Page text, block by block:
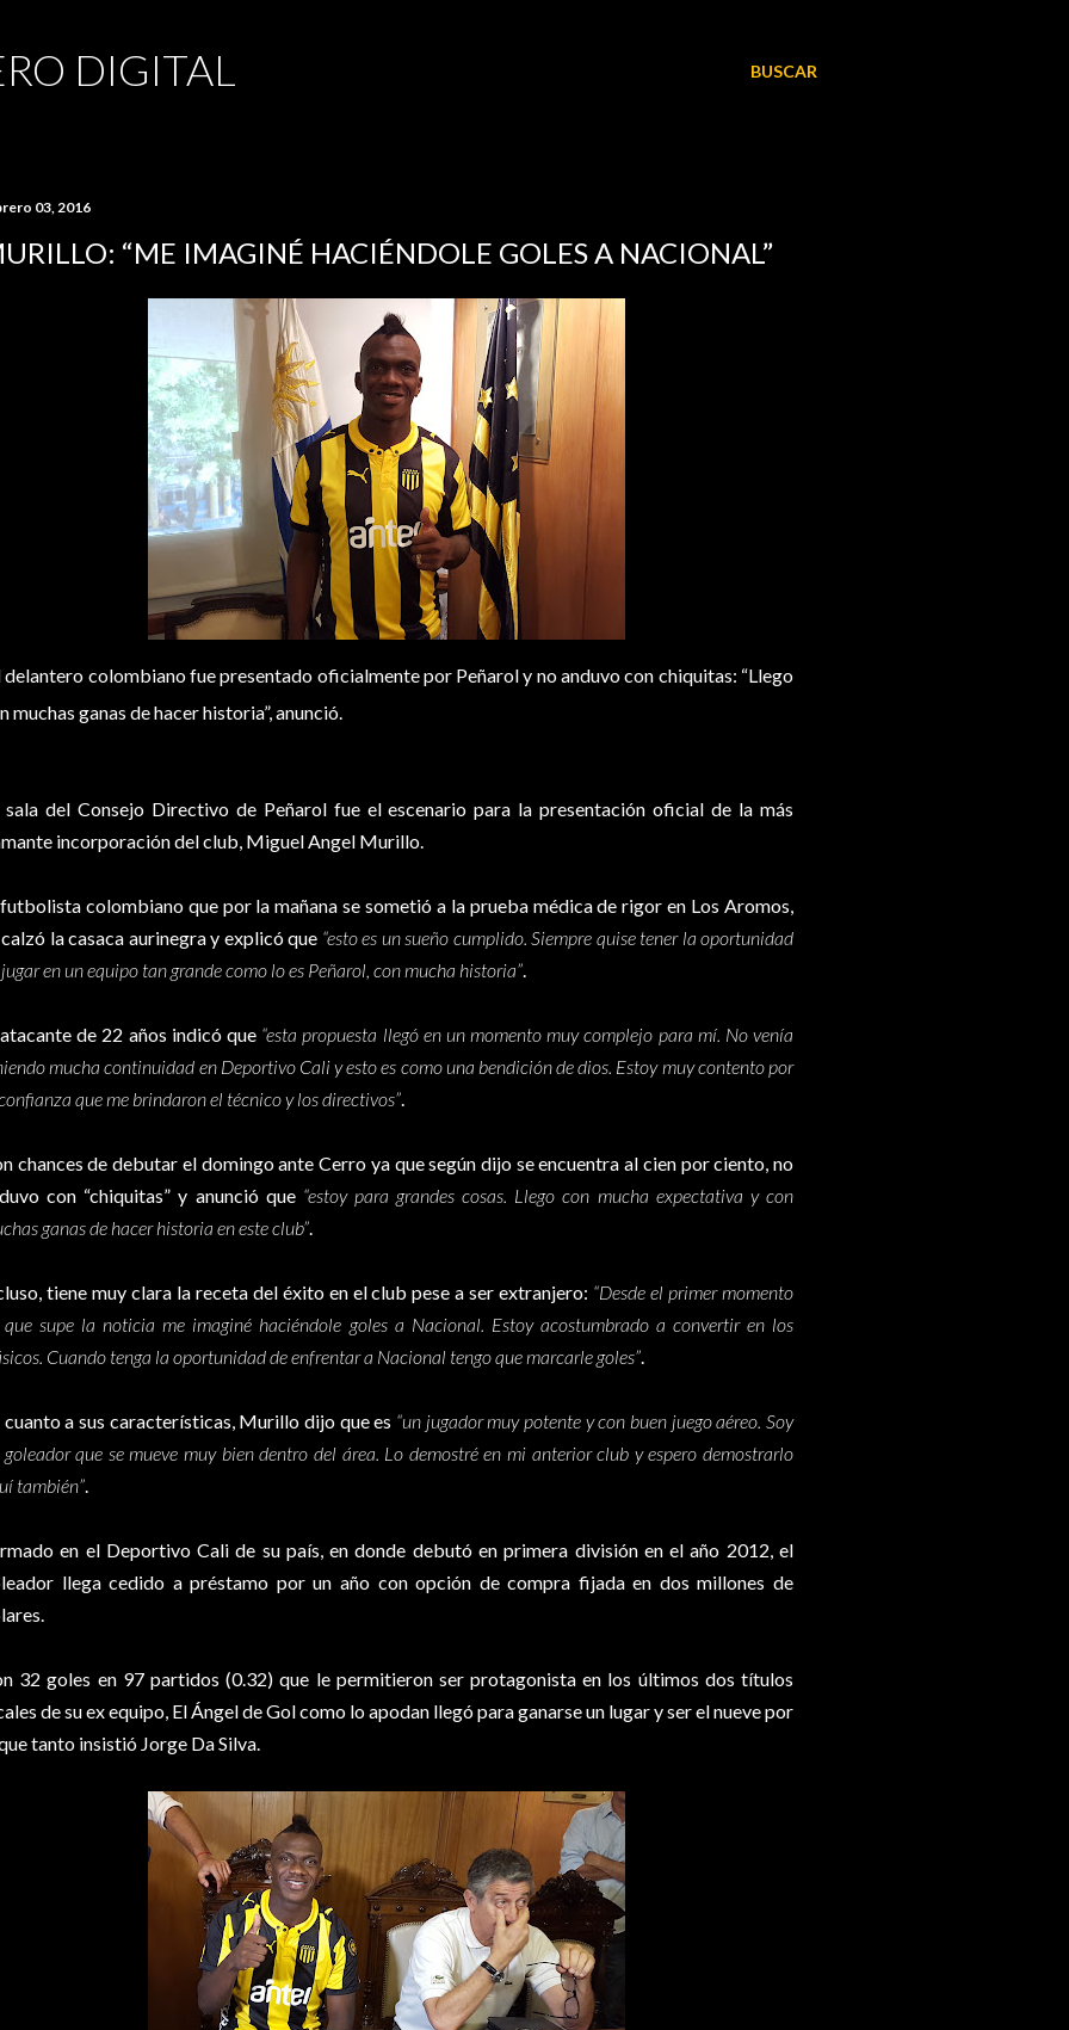
BUSCAR
DIGITAL
03, 2016
“ME IMAGINÉ HACIÉNDOLE GOLES A NACIONAL”
delantero colombiano fue presentado oficialmente por Peñarol y no anduvo con chiquitas: “Llego
muchas ganas de hacer historia”, anunció.
sala del Consejo Directivo de Peñarol fue el escenario para la presentación oficial de la más
incorporación del club, Miguel Angel Murillo.
colombiano que por la mañana se sometió a la prueba médica de rigor en Los Aromos,
la casaca aurinegra y explicó que “esto es un sueño cumplido. Siempre quise tener la oportunidad
en un equipo tan grande como lo es Peñarol, con mucha historia”.
de 22 años indicó que “esta propuesta llegó en un momento muy complejo para mí. No venía
mucha continuidad en Deportivo Cali y esto es como una bendición de dios. Estoy muy contento por
que me brindaron el técnico y los directivos”.
chances de debutar el domingo ante Cerro ya que según dijo se encuentra al cien por ciento, no
con “chiquitas” y anunció que “estoy para grandes cosas. Llego con mucha expectativa y con
ganas de hacer historia en este club”.
tiene muy clara la receta del éxito en el club pese a ser extranjero: “Desde el primer momento
que supe la noticia me imaginé haciéndole goles a Nacional. Estoy acostumbrado a convertir en los
Cuando tenga la oportunidad de enfrentar a Nacional tengo que marcarle goles”.
cuanto a sus características, Murillo dijo que es “un jugador muy potente y con buen juego aéreo. Soy
que se mueve muy bien dentro del área. Lo demostré en mi anterior club y espero demostrarlo
también”.
en el Deportivo Cali de su país, en donde debutó en primera división en el año 2012, el
llega cedido a préstamo por un año con opción de compra fijada en dos millones de
32 goles en 97 partidos (0.32) que le permitieron ser protagonista en los últimos dos títulos
de su ex equipo, El Ángel de Gol como lo apodan llegó para ganarse un lugar y ser el nueve por
tanto insistió Jorge Da Silva.